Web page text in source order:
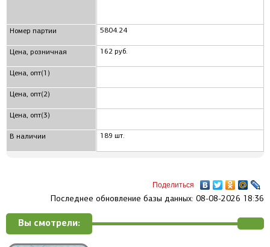
Номер партии
Цена, розничная
Цена, опт(1)
Цена, опт(2)
Цена, опт(3)
В наличии
5804.24
162 руб.
189 шт.
Поделиться
Последнее обновление базы данных: 08-08-2026 18:36
Вы смотрели: